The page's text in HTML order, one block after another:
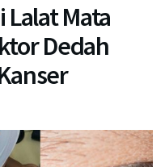
Lalat Mata
Dedah